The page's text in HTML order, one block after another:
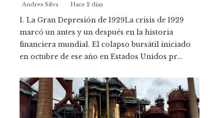
Andres Silva Hace 2 días
1. La Gran Depresión de 1929La crisis de 1929
marcó un antes y un después en la historia
financiera mundial. El colapso bursátil iniciado
en octubre de ese año en Estados Unidos pr...